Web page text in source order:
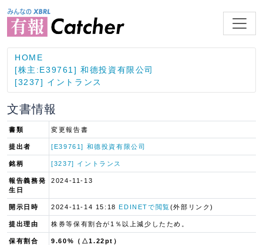
HOME
[株主:E39761] 和德投資有限公司
[3237] イントランス
文書情報
書類 変更報告書
提出者 [E39761] 和德投資有限公司
銘柄 [3237] イントランス
報告義務発
生日
2024-11-13
開示日時 2024-11-14 15:18EDINETで閲覧(外部リンク)
提出理由 株券等保有割合が1％以上減少したため。
保有割合
9.60%（△1.22pt）